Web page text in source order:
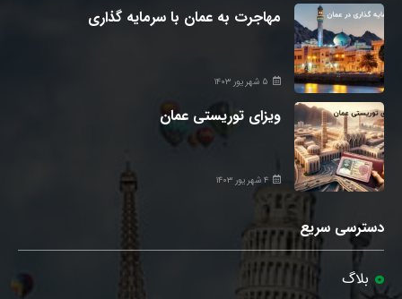
مهاجرت به عمان با سرمایه گذاری
۵ شهریور ۱۴۰۳
ویزای توریستی عمان
۴ شهریور ۱۴۰۳
دسترسی سریع
بلاگ